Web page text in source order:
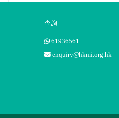
查詢
61936561
enquiry@hkmi.org.hk